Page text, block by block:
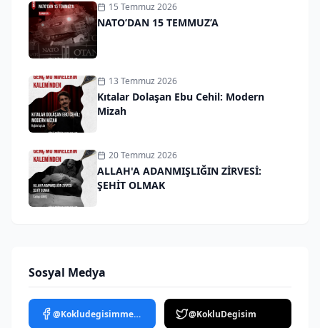
15 Temmuz 2026
NATO’DAN 15 TEMMUZ’A
13 Temmuz 2026
Kıtalar Dolaşan Ebu Cehil: Modern
Mizah
20 Temmuz 2026
ALLAH'A ADANMIŞLIĞIN ZİRVESİ:
ŞEHİT OLMAK
Sosyal Medya
@Kokludegisimmedya @KokluDegisim